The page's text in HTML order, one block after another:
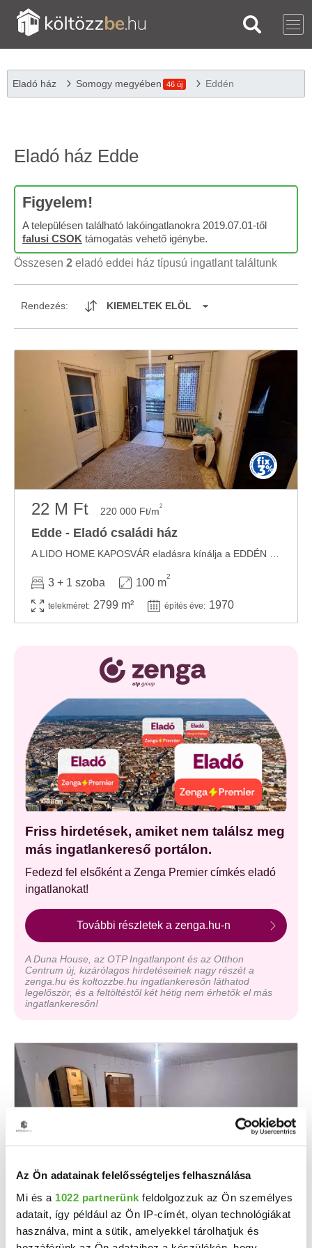
Az Ön adatainak felelősségteljes felhasználása
Mi és a 1022 partnerünk feldolgozzuk az Ön személyes
adatait, így például az Ön IP-címét, olyan technológiákat
használva, mint a sütik, amelyekkel tárolhatjuk és
Eladó ház Somogy megyében 46 új Eddén
Eladó ház Edde
Figyelem!
A településen található lakóingatlanokra 2019.07.01-től
falusi CSOK támogatás vehető igénybe.
Összesen 2 eladó eddei ház típusú ingatlant találtunk
Rendezés: KIEMELTEK ELÖL
22 M Ft 220 000 Ft/m2
Edde - Eladó családi ház
3 + 1 szoba 100 m
2
telekméret: 2799 m² építés éve: 1970
Friss hirdetések, amiket nem találsz meg
más ingatlankereső portálon.
Fedezd fel elsőként a Zenga Premier címkés eladó
ingatlanokat!
További részletek a zenga.hu-n
A Duna House, az OTP Ingatlanpont és az Otthon
Centrum új, kizárólagos hirdetéseinek nagy részét a
zenga.hu és koltozzbe.hu ingatlankeresőn láthatod
legelőször, és a feltöltéstől két hétig nem érhetők el más
ingatlankeresőn!
9.9 M Ft 198 000 Ft/m2
Edde - Eladó családi ház